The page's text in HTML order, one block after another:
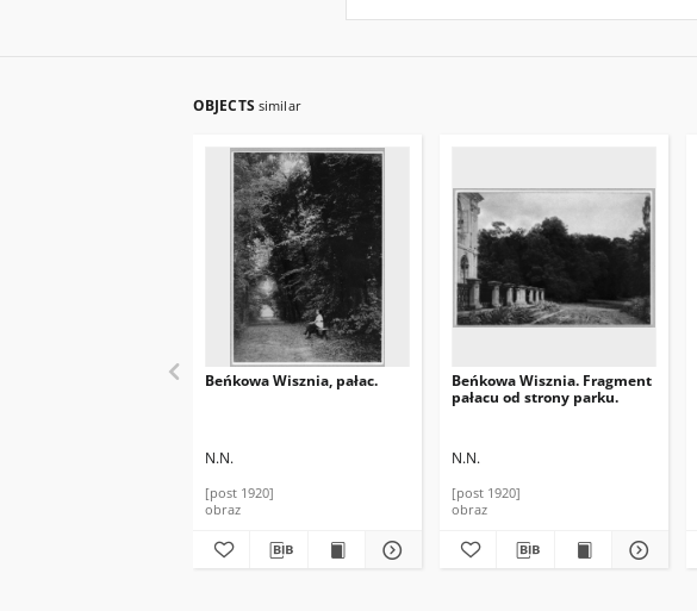
OBJECTS similar
Beńkowa Wisznia, pałac.
N.N.
[post 1920]
obraz
Beńkowa Wisznia. Fragment
pałacu od strony parku.
N.N.
[post 1920]
obraz